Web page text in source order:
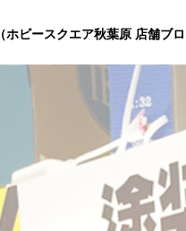
（ホビースクエア秋葉原 店舗ブ